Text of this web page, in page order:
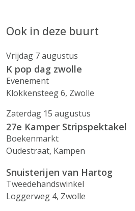
Ook in deze buurt
Vrijdag 7 augustus
K pop dag zwolle
Evenement
Klokkensteeg 6, Zwolle
Zaterdag 15 augustus
27e Kamper Stripspektakel
Boekenmarkt
Oudestraat, Kampen
Snuisterijen van Hartog
Tweedehandswinkel
Loggerweg 4, Zwolle